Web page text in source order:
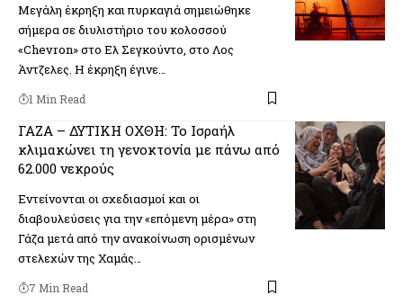
Μεγάλη έκρηξη και πυρκαγιά σημειώθηκε
σήμερα σε διυλιστήριο του κολοσσού
«Chevron» στο Ελ Σεγκούντο, στο Λος
Άντζελες. Η έκρηξη έγινε…
1 Min Read
ΓΑΖΑ – ΔΥΤΙΚΗ ΟΧΘΗ: Το Ισραήλ
κλιμακώνει τη γενοκτονία με πάνω από
62.000 νεκρούς
Εντείνονται οι σχεδιασμοί και οι
διαβουλεύσεις για την «επόμενη μέρα» στη
Γάζα μετά από την ανακοίνωση ορισμένων
στελεχών της Χαμάς…
7 Min Read